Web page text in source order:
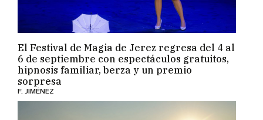
El Festival de Magia de Jerez regresa del 4 al
6 de septiembre con espectáculos gratuitos,
hipnosis familiar, berza y un premio
sorpresa
F. JIMÉNEZ